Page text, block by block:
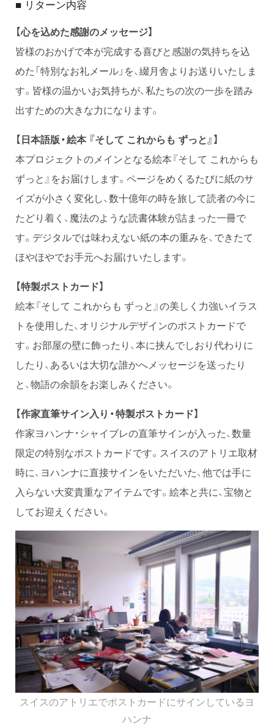
■ リターン内容
【心を込めた感謝のメッセージ】
皆様のおかげで本が完成する喜びと感謝の気持ちを込
めた「特別なお礼メール」を、綴月舎よりお送りいたしま
す。皆様の温かいお気持ちが、私たちの次の一歩を踏み
出すための大きな力になります。
【日本語版・絵本 『そして これからも ずっと』】
本プロジェクトのメインとなる絵本『そして これからも
ずっと』をお届けします。ページをめくるたびに紙のサ
イズが小さく変化し、数十億年の時を旅して読者の今に
たどり着く、魔法のような読書体験が詰まった一冊で
す。デジタルでは味わえない紙の本の重みを、できたて
ほやほやでお手元へお届けいたします。
【特製ポストカード】
絵本『そして これからも ずっと』の美しく力強いイラス
トを使用した、オリジナルデザインのポストカードで
す。お部屋の壁に飾ったり、本に挟んでしおり代わりに
したり、あるいは大切な誰かへメッセージを送ったり
と、物語の余韻をお楽しみください。
【作家直筆サイン入り・特製ポストカード】
作家ヨハンナ・シャイブレの直筆サインが入った、数量
限定の特別なポストカードです。スイスのアトリエ取材
時に、ヨハンナに直接サインをいただいた、他では手に
入らない大変貴重なアイテムです。絵本と共に、宝物と
してお迎えください。
スイスのアトリエでポストカードにサインしているヨ
ハンナ